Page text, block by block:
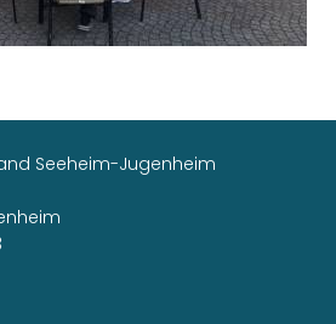
Seeheim-Jugenheim